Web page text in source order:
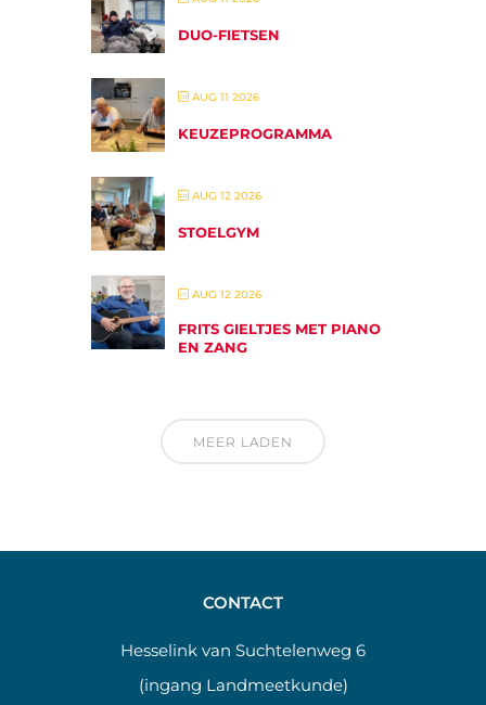
DUO-FIETSEN
AUG 11 2026
KEUZEPROGRAMMA
AUG 12 2026
STOELGYM
AUG 12 2026
FRITS GIELTJES MET PIANO
EN ZANG
MEER LADEN
CONTACT
Hesselink van Suchtelenweg 6
(ingang Landmeetkunde)